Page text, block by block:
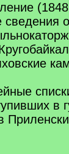
(1848
в